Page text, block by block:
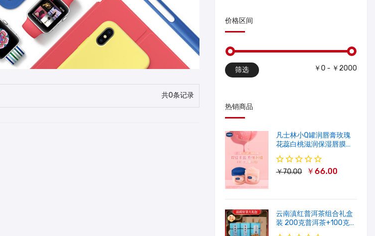
共0条记录
价格区间
筛选 ￥0 - ￥2000
热销商品
凡士林小Q罐润唇膏玫瑰
花蕊白桃滋润保湿唇膜软
化角质修护淡唇纹
￥70.00 ￥66.00
云南滇红普洱茶组合礼盒
装 200克普洱茶+100克滇
红茶